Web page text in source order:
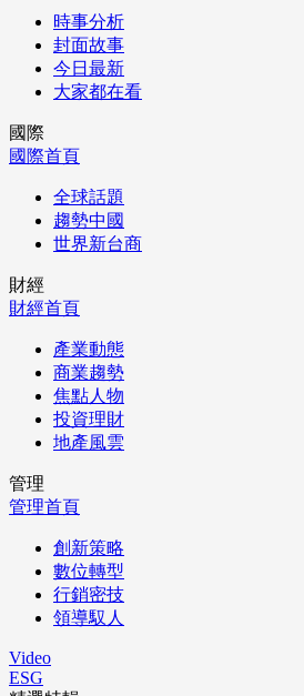
時事分析
封面故事
今日最新
大家都在看
國際
國際首頁
全球話題
趨勢中國
世界新台商
財經
財經首頁
產業動態
商業趨勢
焦點人物
投資理財
地產風雲
管理
管理首頁
創新策略
數位轉型
行銷密技
領導馭人
Video
ESG